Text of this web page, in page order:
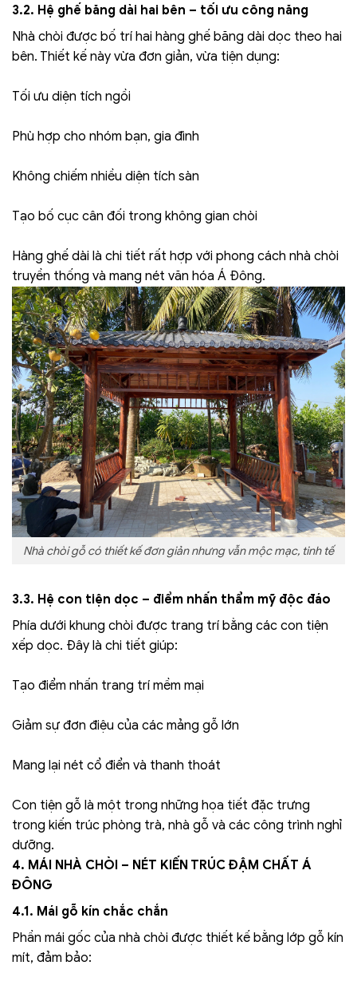
3.2. Hệ ghế băng dài hai bên – tối ưu công năng
Nhà chòi được bố trí hai hàng ghế băng dài dọc theo hai
bên. Thiết kế này vừa đơn giản, vừa tiện dụng:
Tối ưu diện tích ngồi
Phù hợp cho nhóm bạn, gia đình
Không chiếm nhiều diện tích sàn
Tạo bố cục cân đối trong không gian chòi
Hàng ghế dài là chi tiết rất hợp với phong cách nhà chòi
truyền thống và mang nét văn hóa Á Đông.
Nhà chòi gỗ có thiết kế đơn giản nhưng vẫn mộc mạc, tinh tế
3.3. Hệ con tiện dọc – điểm nhấn thẩm mỹ độc đáo
Phía dưới khung chòi được trang trí bằng các con tiện
xếp dọc. Đây là chi tiết giúp:
Tạo điểm nhấn trang trí mềm mại
Giảm sự đơn điệu của các mảng gỗ lớn
Mang lại nét cổ điển và thanh thoát
Con tiện gỗ là một trong những họa tiết đặc trưng
trong kiến trúc phòng trà, nhà gỗ và các công trình nghỉ
dưỡng.
4. MÁI NHÀ CHÒI – NÉT KIẾN TRÚC ĐẬM CHẤT Á
ĐÔNG
4.1. Mái gỗ kín chắc chắn
Phần mái gốc của nhà chòi được thiết kế bằng lớp gỗ kín
mít, đảm bảo: